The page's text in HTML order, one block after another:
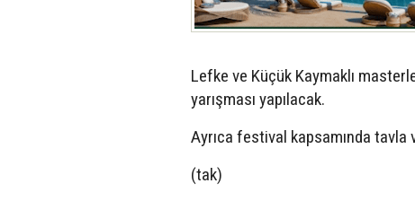
Lefke ve Küçük Kaymaklı
yarışması yapılacak.
Ayrıca festival kapsamında
(tak)